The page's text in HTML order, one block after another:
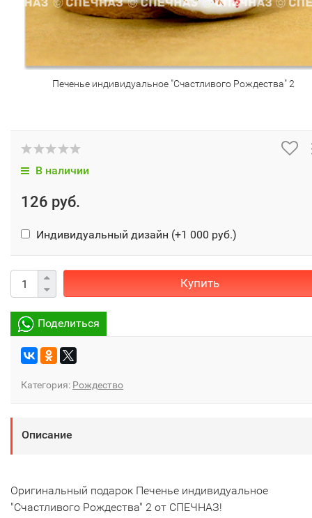
Печенье индивидуальное "Счастливого Рождества" 2
В наличии
126 руб.
Индивидуальный дизайн (+1 000 руб.)
Купить
Поделиться
Категория: Рождество
Описание
Оригинальный подарок Печенье индивидуальное
"Счастливого Рождества" 2 от СПЕЧНАЗ!